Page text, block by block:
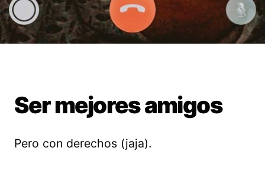
Ser mejores amigos
Pero con derechos (jaja).